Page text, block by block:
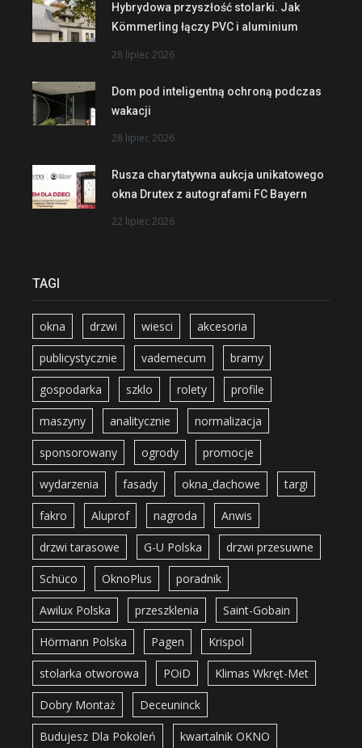
Hybrydowa przyszłość stolarki. Jak
Kömmerling łączy PVC i aluminium
28 lipiec 2026
Dom pod inteligentną ochroną podczas
wakacji
28 lipiec 2026
Rusza charytatywna aukcja unikatowego
okna Drutex z autografami FC Bayern
22 lipiec 2026
TAGI
okna drzwi wiesci akcesoria
publicystycznie vademecum bramy
gospodarka szklo rolety profile
maszyny analitycznie normalizacja
sponsorowany ogrody promocje
wydarzenia fasady okna_dachowe targi
fakro Aluprof nagroda Anwis
drzwi tarasowe G-U Polska drzwi przesuwne
Schüco OknoPlus poradnik
Awilux Polska przeszklenia Saint-Gobain
Hörmann Polska Pagen Krispol
stolarka otworowa POiD Klimas Wkręt-Met
Dobry Montaż Deceuninck
Budujesz Dla Pokoleń kwartalnik OKNO